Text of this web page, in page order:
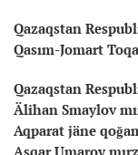
Qazaqstan
Qasım-Jomart
Qazaqstan
Älihan Smaylov
Aqparat jäne
Asqar Umarov